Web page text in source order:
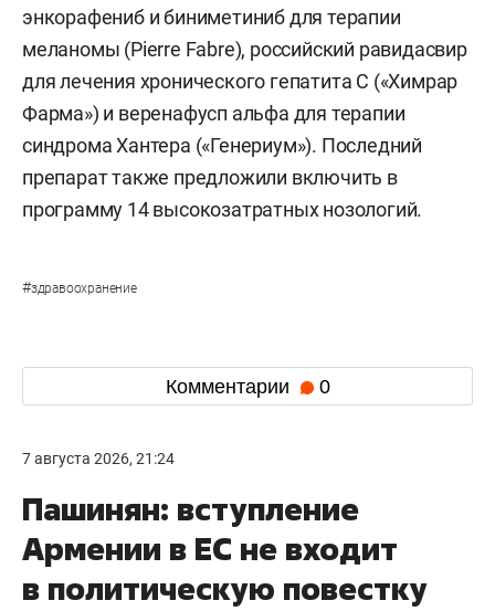
энкорафениб и биниметиниб для терапии
меланомы (Pierre Fabre), российский равидасвир
для лечения хронического гепатита С («Химрар
Фарма») и веренафусп альфа для терапии
синдрома Хантера («Генериум»). Последний
препарат также предложили включить в
программу 14 высокозатратных нозологий.
#здравоохранение
Комментарии 0
7 августа 2026, 21:24
Пашинян: вступление
Армении в ЕС не входит
в политическую повестку